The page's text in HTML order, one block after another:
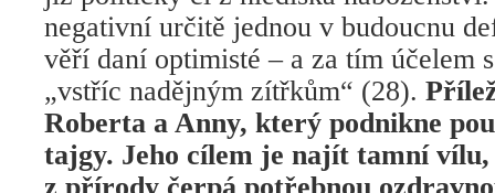
negativní určitě jednou v budoucnu
věří daní optimisté – a za tím účelem
„vstříc nadějným zítřkům“ (28).
Roberta a Anny, který podnikne
tajgy. Jeho cílem je najít tamní